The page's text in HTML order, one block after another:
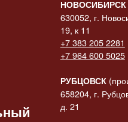
НОВОСИБИРСК
630052, г.
19, к 11
+7 383 205 2281
+7 964 600 5025
РУБЦОВСК
658204, г.
д. 21